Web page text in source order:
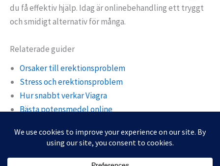
du få effektiv hjälp. Idag är onlinebehandling ett tryggt
och smidigt alternativ för många.
Relaterade guider
Orsaker till erektionsproblem
Stress och erektionsproblem
Hur snabbt verkar Viagra
Bästa potensmedel online
Integritetspolicy
Återbetalnings- och returpolicy